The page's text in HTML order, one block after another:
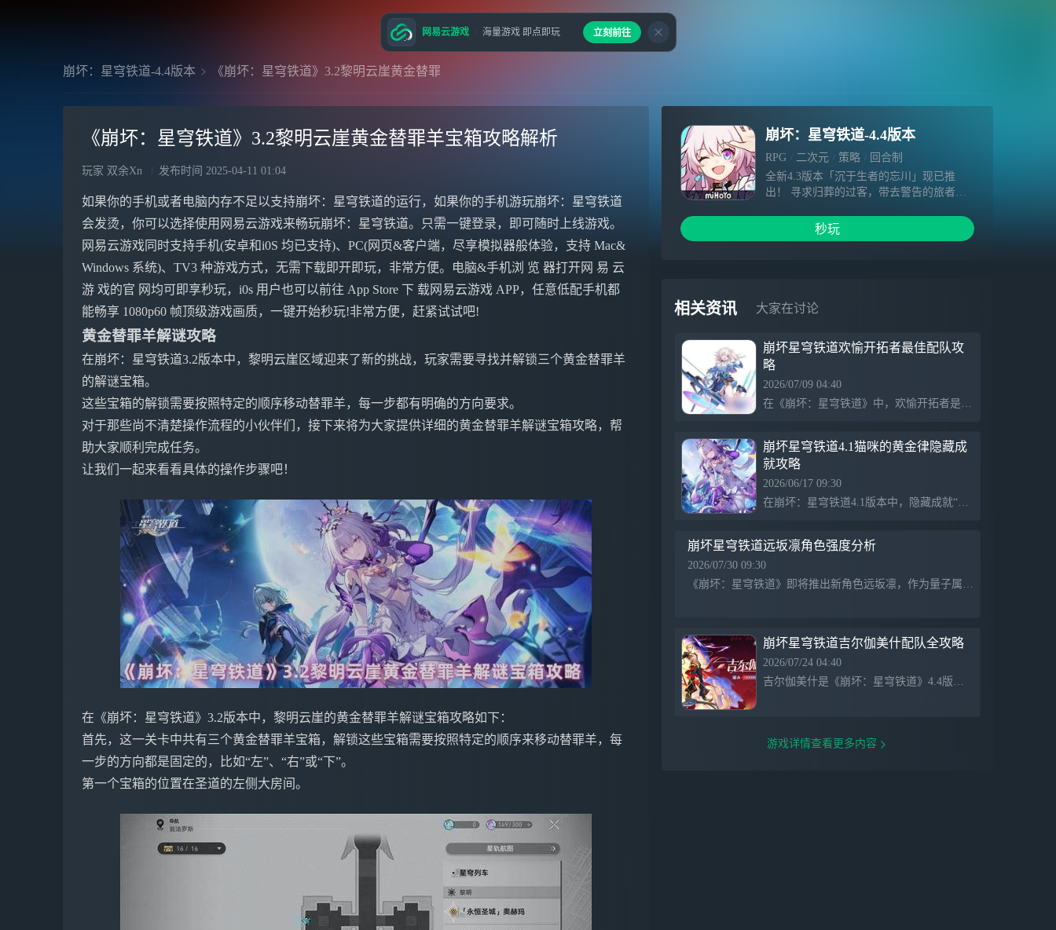
崩坏：星穹铁道-4.4版本 《崩坏：星穹铁道》3.2黎明云崖黄金替罪
《崩坏：星穹铁道》3.2黎明云崖黄金替罪羊宝箱攻略解析
玩家 双余Xn 发布时间 2025-04-11 01:04
如果你的手机或者电脑内存不足以支持崩坏：星穹铁道的运行，如果你的手机游玩崩坏：星穹铁道
会发烫，你可以选择使用网易云游戏来畅玩崩坏：星穹铁道。只需一键登录，即可随时上线游戏。
网易云游戏同时支持手机(安卓和i0S 均已支持)、PC(网页&客户端，尽享模拟器般体验，支持 Mac&
Windows 系统)、TV3 种游戏方式，无需下载即开即玩，非常方便。电脑&手机浏 览 器打开网 易 云
游 戏的官 网均可即享秒玩，i0s 用户也可以前往 App Store 下 载网易云游戏 APP，任意低配手机都
能畅享 1080p60 帧顶级游戏画质，一键开始秒玩!非常方便，赶紧试试吧!
黄金替罪羊解谜攻略
在崩坏：星穹铁道3.2版本中，黎明云崖区域迎来了新的挑战，玩家需要寻找并解锁三个黄金替罪羊
的解谜宝箱。
这些宝箱的解锁需要按照特定的顺序移动替罪羊，每一步都有明确的方向要求。
对于那些尚不清楚操作流程的小伙伴们，接下来将为大家提供详细的黄金替罪羊解谜宝箱攻略，帮
助大家顺利完成任务。
让我们一起来看看具体的操作步骤吧！
在《崩坏：星穹铁道》3.2版本中，黎明云崖的黄金替罪羊解谜宝箱攻略如下：
首先，这一关卡中共有三个黄金替罪羊宝箱，解锁这些宝箱需要按照特定的顺序来移动替罪羊，每
一步的方向都是固定的，比如“左”、“右”或“下”。
第一个宝箱的位置在圣道的左侧大房间。
崩坏：星穹铁道-4.4版本
RPG 二次元 策略
回合制
全新4.3版本「沉于生者的忘川」现已推
出！ 寻求归葬的过客，带去警告的旅者，
往的悲喜从中浮现…… 【全新剧情】 开拓
任务「二相乐园」-「沉于生者的忘川」
岁月锤炼，我们都变得更为锋利，但你还是
你，我也还是我。」 身如春木，心若死
点燃，他许诺将自己与神明一同送往彼岸
—— 支离此身，千冶成刃…会铸就何种答
案？ 【全新光锥】 全新限定5星光锥「灼
尽炼狱的新骸（虚无）」，可通过光锥活动
跃迁「流光定影•灼尽炼狱的新骸」获得。
与现实的交界。从这里开始，幻造种将告别
现实，遁入画中，在整理跨越百年的经历与
飞机大乱斗」 经典游戏重返乐园天际，
「像素飞机」再度启航。在九十九架战机的
权…定制你的最强战机，运筹制胜策略，冲
破重重弹幕突围而出吧！ 「巡星之礼」 活
动期间，每日登录游戏即可获得签到奖励。
完成7日签到累计可领取星轨专票*10！
乐园吧！你的创想将成为展区优化的绝佳灵
感。 「淬锋之礼」 活动期间，通过跃迁获
取「千冶•刃」后，即可在「淬锋之礼」或
「星启模式」，可在挑战各玩法的最高难度
秒玩
相关资讯 大家在讨论
崩坏星穹铁道欢愉开拓者最佳配队攻
略
2026/07/09 04:40
在《崩坏：星穹铁道》中，欢愉开拓者是一名兼具输出和辅助能力的角色，适合与桑博和娜塔莎等角色配队。桑博可对敌人施加风属性伤害并禁锢敌人，增强控制效果；而娜塔莎则能稳定队伍的生命值，保证欢愉开拓者持续输出。与虎克搭配则形成冰火属性组合，有效打破敌人抗性，提升整体伤害能力。
崩坏星穹铁道4.1猫咪的黄金律隐藏成
就攻略
2026/06/17 09:30
在崩坏：星穹铁道4.1版本中，隐藏成就“猫咪的黄金律”引起了玩家的关注。完成该成就需先解锁大部分主要剧情和区域，并提升队伍角色的等级和装备。前往特定地图区域，寻找神秘猫咪NPC及独特标记，靠近触发点将出现特殊剧情，标志着成就挑战的开始。
崩坏星穹铁道远坂凛角色强度分析
2026/07/30 09:30
《崩坏：星穹铁道》即将推出新角色远坂凛，作为量子属性的智识命途角色，具有独特的战斗机制。她的普攻使用八极拳，提供单体量子伤害，而战技“宝石剑泽尔里奇”可在达到能量阈值后升级，支持群体伤害和随机敌人追击。这种机制使战技点与输出资源高效转化，引发玩家对抽取她的策略思考。
崩坏星穹铁道吉尔伽美什配队全攻略
2026/07/24 04:40
吉尔伽美什是《崩坏：星穹铁道》4.4版本的限定五星角色，具备雷属性和毁灭命途，人称英雄王，活动期间可免费领取。其搭配建议包括与saber和千冶·刃组合，以提高伤害和生存能力，适合治疗型生存位。此外，吉尔伽美什与不死途和千冶·刃的组合也非常有效，能够实现高伤害输出和技能联动。
游戏详情查看更多内容
网易云游戏 海量游戏 即点即玩 立刻前往